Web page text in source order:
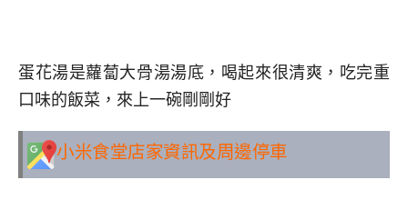
蛋花湯是蘿蔔大骨湯湯底，喝起來很清爽，吃完重
口味的飯菜，來上一碗剛剛好
小米食堂店家資訊及周邊停車